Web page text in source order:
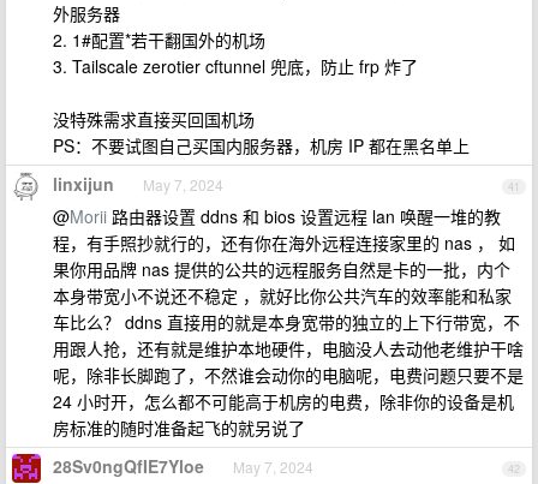
外服务器
2. 1#配置*若干翻国外的机场
3. Tailscale zerotier cftunnel 兜底，防止 frp 炸了
没特殊需求直接买回国机场
PS：不要试图自己买国内服务器，机房 IP 都在黑名单上
41
linxijun May 7, 2024
@Morii 路由器设置 ddns 和 bios 设置远程 lan 唤醒一堆的教
程，有手照抄就行的，还有你在海外远程连接家里的 nas ， 如
果你用品牌 nas 提供的公共的远程服务自然是卡的一批，内个
本身带宽小不说还不稳定 ，就好比你公共汽车的效率能和私家
车比么？ ddns 直接用的就是本身宽带的独立的上下行带宽，不
用跟人抢，还有就是维护本地硬件，电脑没人去动他老维护干啥
呢，除非长脚跑了，不然谁会动你的电脑呢，电费问题只要不是
24 小时开，怎么都不可能高于机房的电费，除非你的设备是机
房标准的随时准备起飞的就另说了
42
28Sv0ngQfIE7Yloe May 7, 2024